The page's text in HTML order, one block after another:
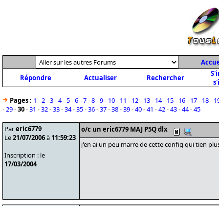
Répondre
Actualiser Rechercher
Pages : 1 -2-3-4-5-6-7-8-9- 10- 11 - 12- 13- 14- 15- 16- 17- 18-
-29-30-31 -32-33-34-35-36-37-38-39-40-41 -42-43-44-45
Pareric6779
Le21/07/2006à 11:59:23
Inscription : le
17/03/2004
o/c un eric6779 MAJ P5Q dlx
j'en ai un peu marre de cette config qui tien